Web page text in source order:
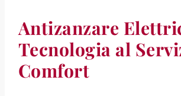
Antizanzare
Tecnologia al
Comfort